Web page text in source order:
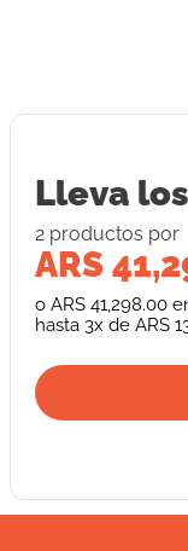
Lleva los
2 productos por
ARS
o ARS 41,298.00
hasta 3x de ARS